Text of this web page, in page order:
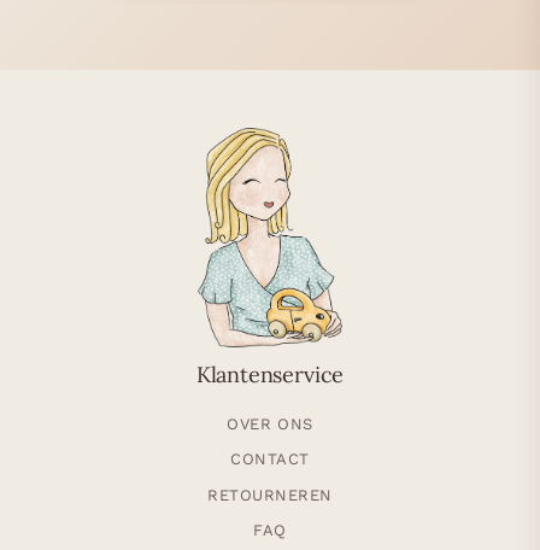
Klantenservice
OVER ONS
CONTACT
RETOURNEREN
FAQ